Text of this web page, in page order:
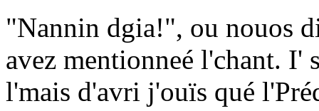
"Nannin dgia!", ou nouos
avez mentionneé l'chant. I'
l'mais d'avri j'ouïs qué